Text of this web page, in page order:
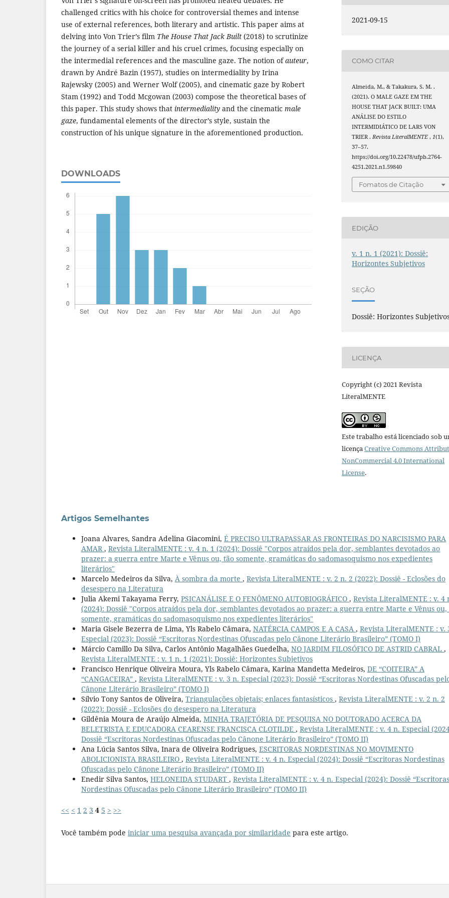
challenged critics with his choice for controversial themes and intense
use of external references, both literary and artistic. This paper aims at
delving into Von Trier’s film The House That Jack Built (2018) to scrutinize
the journey of a serial killer and his cruel crimes, focusing especially on
the intermedial references and the masculine gaze. The notion ofauteur,
drawn by André Bazin (1957), studies on intermediality by Irina
Rajewsky (2005) and Werner Wolf (2005), and cinematic gaze by Robert
Stam (1992) and Todd Mcgowan (2003) compose the theoretical bases of
this paper. This study shows that intermediality and the cinematic male
gaze, fundamental elements of the director’s style, sustain the
construction of his unique signature in the aforementioned production.
DOWNLOADS
2021-09-15
COMO CITAR
Almeida, M., & Takakura, S. M. .
(2021). O MALE GAZE EM THE
HOUSE THAT JACK BUILT: UMA
ANÁLISE DO ESTILO
INTERMIDIÁTICO DE LARS VON
TRIER .Revista LiteralMENTE,1(1),
37–57.
https://doi.org/10.22478/ufpb.2764-
4251.2021.n1.59840
Fomatos de Citação
EDIÇÃO
v. 1 n. 1 (2021): Dossiê:
Horizontes Subjetivos
SEÇÃO
Dossiê: Horizontes
LICENÇA
Copyright (c) 2021 Revista
LiteralMENTE
Este trabalho está licenciado sob
licençaCreative Commons
NonCommercial 4.0 International
License.
Artigos Semelhantes
Joana Alvares, Sandra Adelina Giacomini, É PRECISO ULTRAPASSAR AS FRONTEIRAS DO NARCISISMO PARA
AMAR, Revista LiteralMENTE : v. 4 n. 1 (2024): Dossiê "Corpos atraídos pela dor, semblantes devotados ao
prazer: a guerra entre Marte e Vênus ou, tão somente, gramáticas do sadomasoquismo nos expedientes
literários"
Marcelo Medeiros da Silva, À sombra da morte , Revista LiteralMENTE : v. 2 n. 2 (2022): Dossiê - Eclosões do
desespero na Literatura
Julia Akemi Takayama Ferry, PSICANÁLISE E O FENÔMENO AUTOBIOGRÁFICO , Revista LiteralMENTE : v. 4
(2024): Dossiê "Corpos atraídos pela dor, semblantes devotados ao prazer: a guerra entre Marte e Vênus ou,
somente, gramáticas do sadomasoquismo nos expedientes literários"
Maria Gisele Bezerra de Lima, Yls Rabelo Câmara, NATÉRCIA CAMPOS E A CASA , Revista LiteralMENTE : v.
Especial (2023): Dossiê “Escritoras Nordestinas Ofuscadas pelo Cânone Literário Brasileiro” (TOMO I)
Márcio Camillo Da Silva, Carlos Antônio Magalhães Guedelha, NO JARDIM FILOSÓFICO DE ASTRID CABRAL ,
Revista LiteralMENTE : v. 1 n. 1 (2021): Dossiê: Horizontes Subjetivos
Francisco Henrique Oliveira Moura, Yls Rabelo Câmara, Karina Mandetta Medeiros, DE “COITEIRA” A
“CANGACEIRA” , Revista LiteralMENTE : v. 3 n. Especial (2023): Dossiê “Escritoras Nordestinas Ofuscadas
Cânone Literário Brasileiro” (TOMO I)
Sílvio Tony Santos de Oliveira, Triangulações objetais; enlaces fantasísticos , Revista LiteralMENTE : v. 2 n. 2
(2022): Dossiê - Eclosões do desespero na Literatura
Gildênia Moura de Araújo Almeida, MINHA TRAJETÓRIA DE PESQUISA NO DOUTORADO ACERCA DA
BELETRISTA E EDUCADORA CEARENSE FRANCISCA CLOTILDE , Revista LiteralMENTE : v. 4 n. Especial
Dossiê “Escritoras Nordestinas Ofuscadas pelo Cânone Literário Brasileiro” (TOMO II)
Ana Lúcia Santos Silva, Inara de Oliveira Rodrigues, ESCRITORAS NORDESTINAS NO MOVIMENTO
ABOLICIONISTA BRASILEIRO , Revista LiteralMENTE : v. 4 n. Especial (2024): Dossiê “Escritoras Nordestinas
Ofuscadas pelo Cânone Literário Brasileiro” (TOMO II)
Enedir Silva Santos, HELONEIDA STUDART , Revista LiteralMENTE : v. 4 n. Especial (2024): Dossiê “Escritoras
Nordestinas Ofuscadas pelo Cânone Literário Brasileiro” (TOMO II)
<< < 1 2 3 4 5 > >>
Você também pode iniciar uma pesquisa avançada por similaridade para este artigo.